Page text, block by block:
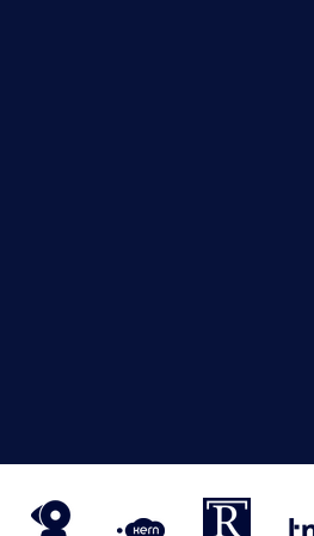
NVM
Kern